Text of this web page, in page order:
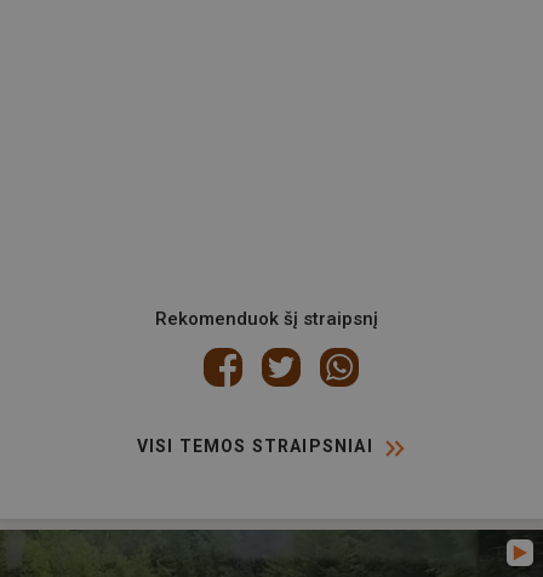
Rekomenduok šį straipsnį
VISI TEMOS STRAIPSNIAI